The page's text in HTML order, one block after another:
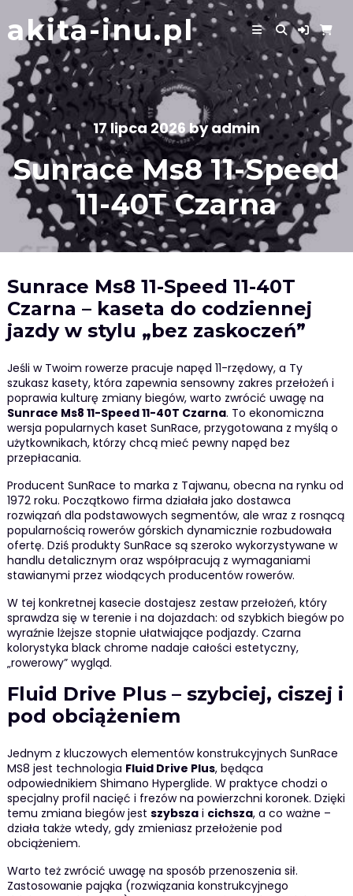
to
content
akita-inu.pl
17 lipca 2026byadmin
Sunrace Ms8 11-Speed
11-40T Czarna
Sunrace Ms8 11-Speed 11-40T
Czarna – kaseta do codziennej
jazdy w stylu „bez zaskoczeń”
Jeśli w Twoim rowerze pracuje napęd 11-rzędowy, a Ty
szukasz kasety, która zapewnia sensowny zakres przełożeń i
poprawia kulturę zmiany biegów, warto zwrócić uwagę na
Sunrace Ms8 11-Speed 11-40T Czarna. To ekonomiczna
wersja popularnych kaset SunRace, przygotowana z myślą o
użytkownikach, którzy chcą mieć pewny napęd bez
przepłacania.
Producent SunRace to marka z Tajwanu, obecna na rynku od
1972 roku. Początkowo firma działała jako dostawca
rozwiązań dla podstawowych segmentów, ale wraz z rosnącą
popularnością rowerów górskich dynamicznie rozbudowała
ofertę. Dziś produkty SunRace są szeroko wykorzystywane w
handlu detalicznym oraz współpracują z wymaganiami
stawianymi przez wiodących producentów rowerów.
W tej konkretnej kasecie dostajesz zestaw przełożeń, który
sprawdza się w terenie i na dojazdach: od szybkich biegów po
wyraźnie lżejsze stopnie ułatwiające podjazdy. Czarna
kolorystyka black chrome nadaje całości estetyczny,
„rowerowy” wygląd.
Fluid Drive Plus – szybciej, ciszej i
pod obciążeniem
Jednym z kluczowych elementów konstrukcyjnych SunRace
MS8 jest technologia Fluid Drive Plus, będąca
odpowiednikiem Shimano Hyperglide. W praktyce chodzi o
specjalny profil nacięć i frezów na powierzchni koronek. Dzięki
temu zmiana biegów jest szybszai cichsza, a co ważne –
działa także wtedy, gdy zmieniasz przełożenie pod
obciążeniem.
Warto też zwrócić uwagę na sposób przenoszenia sił.
Zastosowanie pająka (rozwiązania konstrukcyjnego